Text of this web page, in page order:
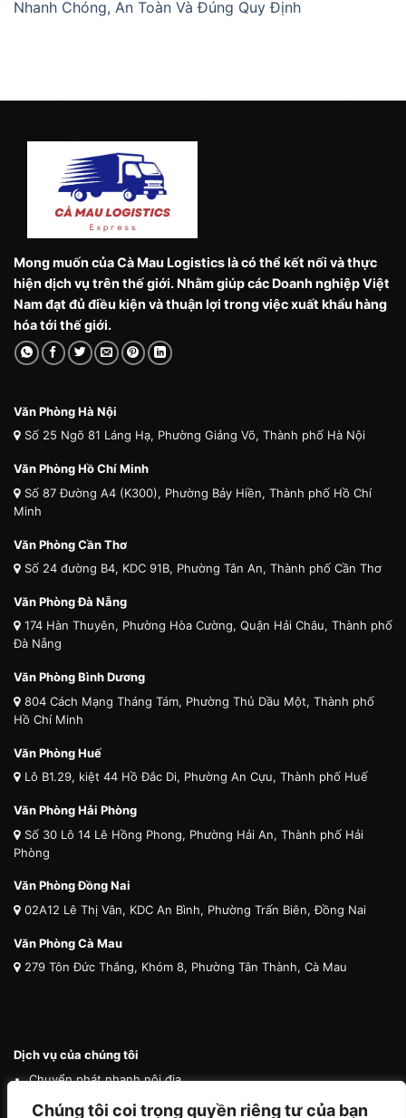
Chúng tôi coi trọng quyền riêng tư của bạn
Nhanh Chóng, An Toàn Và Đúng Quy Định
Mong muốn của Cà Mau Logistics là có thể kết nối và thực
hiện dịch vụ trên thế giới. Nhằm giúp các Doanh nghiệp Việt
Nam đạt đủ điều kiện và thuận lợi trong việc xuất khẩu hàng
hóa tới thế giới.
Văn Phòng Hà Nội
Số 25 Ngõ 81 Láng Hạ, Phường Giảng Võ, Thành phố Hà Nội
Văn Phòng Hồ Chí Minh
Số 87 Đường A4 (K300), Phường Bảy Hiền, Thành phố Hồ Chí
Minh
Văn Phòng Cần Thơ
Số 24 đường B4, KDC 91B, Phường Tân An, Thành phố Cần Thơ
Văn Phòng Đà Nẵng
174 Hàn Thuyên, Phường Hòa Cường, Quận Hải Châu, Thành phố
Đà Nẵng
Văn Phòng Bình Dương
804 Cách Mạng Tháng Tám, Phường Thủ Dầu Một, Thành phố
Hồ Chí Minh
Văn Phòng Huế
Lô B1.29, kiệt 44 Hồ Đắc Di, Phường An Cựu, Thành phố Huế
Văn Phòng Hải Phòng
Số 30 Lô 14 Lê Hồng Phong, Phường Hải An, Thành phố Hải
Phòng
Văn Phòng Đồng Nai
02A12 Lê Thị Vân, KDC An Bình, Phường Trấn Biên, Đồng Nai
Văn Phòng Cà Mau
279 Tôn Đức Thắng, Khóm 8, Phường Tân Thành, Cà Mau
Dịch vụ của chúng tôi
Chuyển phát nhanh nội địa
Chuyển phát nhanh quốc tế